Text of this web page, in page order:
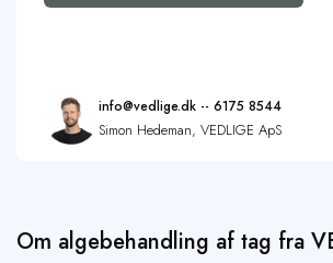
Om algebehandling af tag fra
info@vedlige.dk -- 6175 8544
Simon Hedeman, VEDLIGE ApS